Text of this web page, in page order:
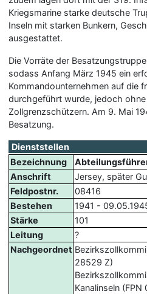
Kriegsmarine starke deutsche
Inseln mit starken Bunkern,
ausgestattet.
Die Vorräte der
sodass Anfang März 1945 ein
Kommandounternehmen auf die
durchgeführt wurde, jedoch
Zollgrenzschützern. Am 9. Mai
Besatzung.
Dienststellen
Bezeichnung
Anschrift
Jersey, später
Feldpostnr.
08416
Bestehen
1941 -
Stärke
101
Leitung
?
Nachgeordnet
28529 Z)
Kanalinseln (FPN